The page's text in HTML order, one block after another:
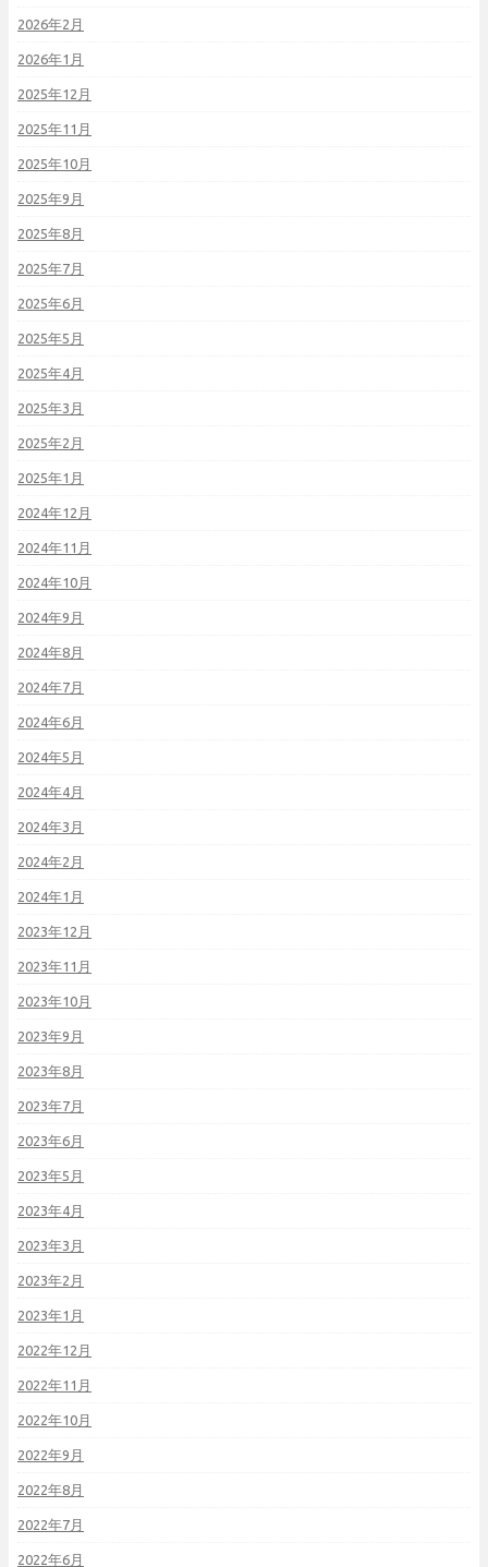
2026年2月
2026年1月
2025年12月
2025年11月
2025年10月
2025年9月
2025年8月
2025年7月
2025年6月
2025年5月
2025年4月
2025年3月
2025年2月
2025年1月
2024年12月
2024年11月
2024年10月
2024年9月
2024年8月
2024年7月
2024年6月
2024年5月
2024年4月
2024年3月
2024年2月
2024年1月
2023年12月
2023年11月
2023年10月
2023年9月
2023年8月
2023年7月
2023年6月
2023年5月
2023年4月
2023年3月
2023年2月
2023年1月
2022年12月
2022年11月
2022年10月
2022年9月
2022年8月
2022年7月
2022年6月